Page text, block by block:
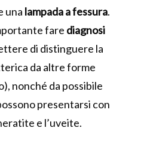
una lampada a fessura.
fare diagnosi
di distinguere la
da altre forme
nonché da possibile
presentarsi con
e l’uveite.